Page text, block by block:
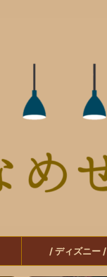
/ ディズニー /